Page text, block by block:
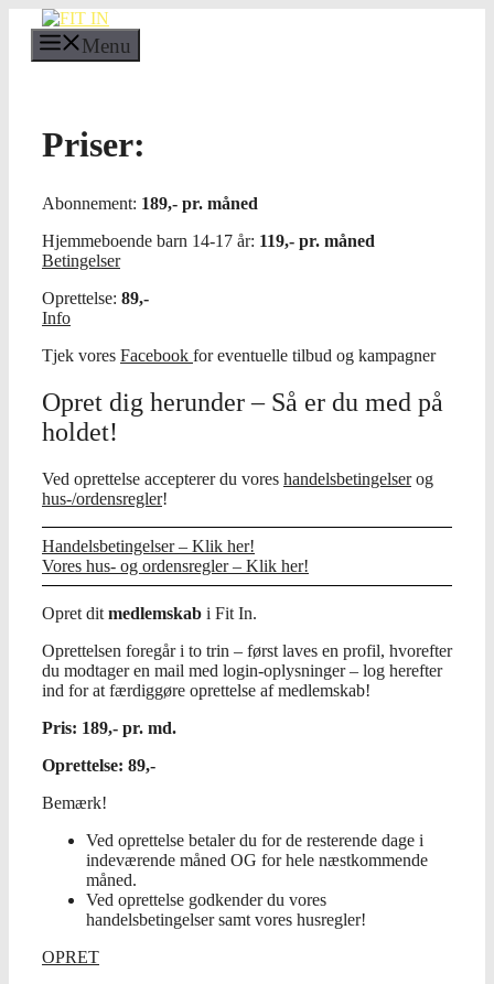
indhold
Menu
Priser:
Abonnement: 189,- pr. måned
Hjemmeboende barn 14-17 år: 119,- pr. måned
Betingelser
Oprettelse: 89,-
Info
Tjek vores Facebook for eventuelle tilbud og kampagner
Opret dig herunder – Så er du med på
holdet!
Ved oprettelse accepterer du vores handelsbetingelserog
hus-/ordensregler!
Handelsbetingelser – Klik her!
Vores hus- og ordensregler – Klik her!
Opret dit medlemskab i Fit In.
Oprettelsen foregår i to trin – først laves en profil, hvorefter
du modtager en mail med login-oplysninger – log herefter
ind for at færdiggøre oprettelse af medlemskab!
Pris: 189,- pr. md.
Oprettelse: 89,-
Bemærk!
Ved oprettelse betaler du for de resterende dage i
indeværende måned OG for hele næstkommende
måned.
Ved oprettelse godkender du vores
handelsbetingelser samt vores husregler!
OPRET